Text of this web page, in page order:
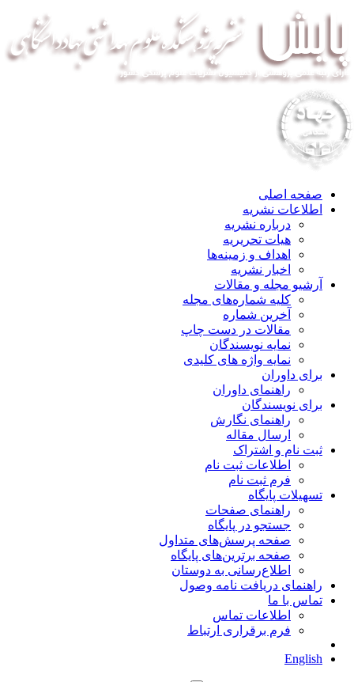
صفحه اصلی
اطلاعات نشریه
درباره نشریه
هیات تحریریه
اهداف و زمینه‌ها
اخبار نشریه
آرشیو مجله و مقالات
کلیه شماره‌های مجله
آخرین شماره
مقالات در دست چاپ
نمایه نویسندگان
نمایه واژه های کلیدی
برای داوران
راهنمای داوران
برای نویسندگان
راهنمای نگارش
ارسال مقاله
ثبت نام و اشتراک
اطلاعات ثبت نام
فرم ثبت نام
تسهیلات پایگاه
راهنمای صفحات
جستجو در پایگاه
صفحه پرسش‌های متداول
صفحه برترین‌های پایگاه
اطلاع‌رسانی به دوستان
راهنمای دریافت نامه وصول
تماس با ما
اطلاعات تماس
فرم برقراری ارتباط
English